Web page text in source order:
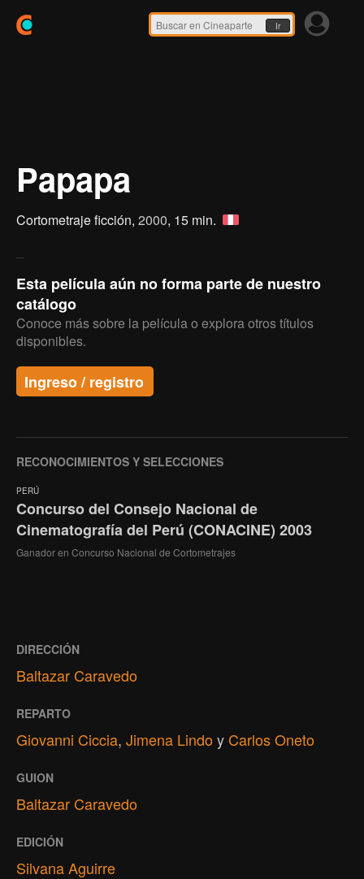
Ir
Papapa
Cortometraje ficción, 2000, 15 min.
Esta película aún no forma parte de nuestro
catálogo
Conoce más sobre la película o explora otros títulos
disponibles.
Ingreso / registro
RECONOCIMIENTOS Y SELECCIONES
PERÚ
Concurso del Consejo Nacional de
Cinematografía del Perú (CONACINE) 2003
Ganador en Concurso Nacional de Cortometrajes
DIRECCIÓN
Baltazar Caravedo
REPARTO
Giovanni Ciccia, Jimena Lindoy Carlos Oneto
GUION
Baltazar Caravedo
EDICIÓN
Silvana Aguirre